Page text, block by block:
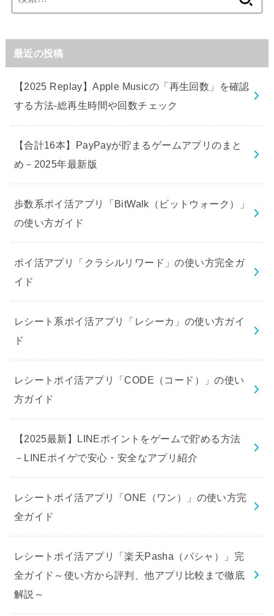
索:
最近の投稿
【2025 Replay】Apple Musicの「再生回数」を確認
する方法-総再生時間や回数チェック
【合計16本】PayPayが貯まるゲームアプリのまと
め－2025年最新版
歩数系ポイ活アプリ「BitWalk（ビットウォーク）」
の使い方ガイド
ポイ活アプリ「クラシルリワード」の使い方完全ガ
イド
レシート系ポイ活アプリ「レシーカ」の使い方ガイ
ド
レシートポイ活アプリ「CODE（コード）」の使い
方ガイド
【2025最新】LINEポイントをゲームで貯める方法
－LINEポイゲで安心・安全なアプリ紹介
レシートポイ活アプリ「ONE（ワン）」の使い方完
全ガイド
レシートポイ活アプリ「楽天Pasha（パシャ）」完
全ガイド～使い方から評判、他アプリ比較まで徹底
解説～